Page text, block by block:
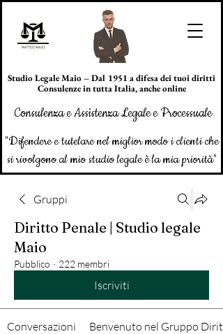
Studio Legale Maio – Dal 1951 a difesa dei tuoi diritti
Consulenze in tutta Italia, anche online
Consulenza e Assistenza Legale e Processuale
"Difendere e tutelare nel miglior modo i clienti che
si rivolgono al mio studio legale è la mia priorità"
Gruppi
Diritto Penale | Studio legale
Maio
Pubblico · 222 membri
Iscriviti
Conversazioni Benvenuto nel Gruppo